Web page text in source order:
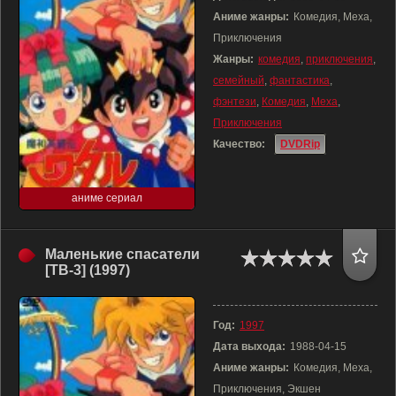
аниме сериал
Аниме жанры: Комедия, Меха,
Приключения
Жанры: комедия, приключения,
семейный, фантастика,
фэнтези, Комедия, Меха,
Приключения
Качество:
DVDRip
Маленькие спасатели
[ТВ-3] (1997)
Год: 1997
Дата выхода: 1988-04-15
Аниме жанры: Комедия, Меха,
Приключения, Экшен